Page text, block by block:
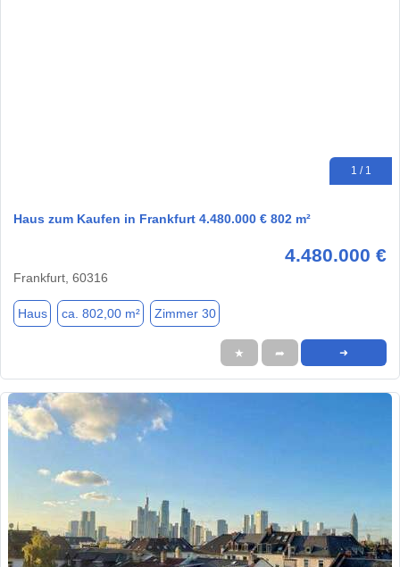
1 / 1
Haus zum Kaufen in Frankfurt 4.480.000 € 802 m²
4.480.000 €
Frankfurt, 60316
Haus ca. 802,00 m² Zimmer 30
★ ➦ ➜